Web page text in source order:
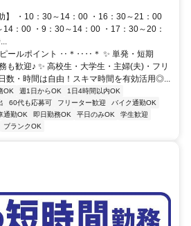
】 ・10：30～14：00 ・16：30～21：00
14：00 ・9：30～14：00 ・17：30～20：
ールポイント ‥＊‥‥＊ ✨ 単発・短期
も歓迎♪ ✨ 高校生・大学生・主婦(夫)・フリ
数・時間は自由！スキマ時間を有効活用◎...
OK 週1日からOK
1日4時間以内OK
60代も応募可 フリーター歓迎
バイク通勤OK
通勤OK 即日勤務OK 平日のみOK
学生歓迎
ブランクOK